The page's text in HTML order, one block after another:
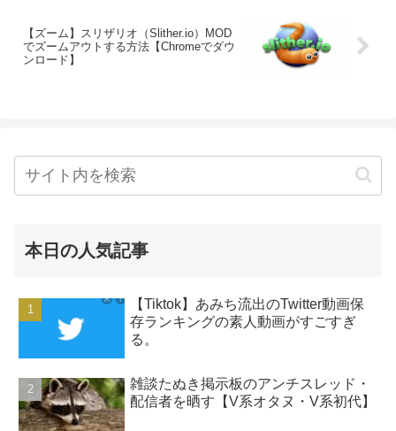
【ズーム】スリザリオ（Slither.io）MOD
でズームアウトする方法【Chromeでダウ
ンロード】
本日の人気記事
【Tiktok】あみち流出のTwitter動画保
存ランキングの素人動画がすごすぎ
る。
雑談たぬき掲示板のアンチスレッド・
配信者を晒す【V系オタヌ・V系初代】